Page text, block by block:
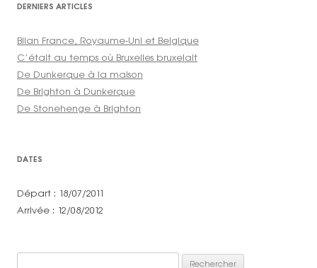
DERNIERS ARTICLES
Bilan France, Royaume-Uni et Belgique
C’était au temps où Bruxelles bruxelait
De Dunkerque à la maison
De Brighton à Dunkerque
De Stonehenge à Brighton
DATES
Départ : 18/07/2011
Arrivée : 12/08/2012